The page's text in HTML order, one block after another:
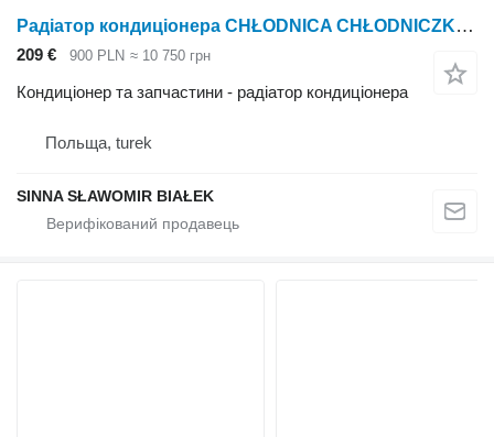
Радіатор кондиціонера CHŁODNICA CHŁODNICZKA KLIMATYZACJI filtr renalut, ergos, ceres, до трактора колісного Renault ergos, ceres
209 € 900 PLN ≈ 10 750 грн
Кондиціонер та запчастини - радіатор кондиціонера
Польща, turek
SINNA SŁAWOMIR BIAŁEK